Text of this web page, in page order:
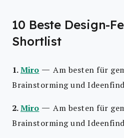
10 Beste Design-
Shortlist
1.Miro —Am besten für
Brainstorming und
2.Miro —Am besten für
Brainstorming und